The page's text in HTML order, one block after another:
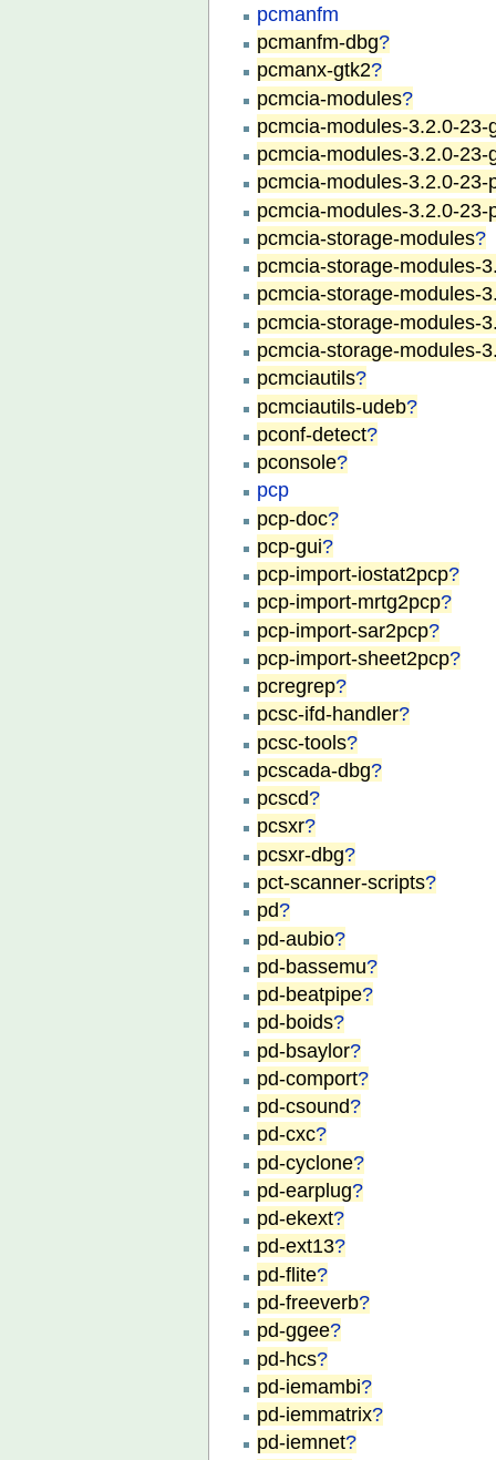
pcmanfm
pcmanfm-dbg?
pcmanx-gtk2?
pcmcia-modules?
pcmcia-modules-3.2.0-23-
pcmcia-modules-3.2.0-23-
pcmcia-modules-3.2.0-23-
pcmcia-modules-3.2.0-
pcmcia-storage-modules?
pcmcia-storage-modules-
pcmcia-storage-modules-
pcmcia-storage-modules-
pcmcia-storage-modules-
pcmciautils?
pcmciautils-udeb?
pconf-detect?
pconsole?
pcp
pcp-doc?
pcp-gui?
pcp-import-iostat2pcp?
pcp-import-mrtg2pcp?
pcp-import-sar2pcp?
pcp-import-sheet2pcp?
pcregrep?
pcsc-ifd-handler?
pcsc-tools?
pcscada-dbg?
pcscd?
pcsxr?
pcsxr-dbg?
pct-scanner-scripts?
pd?
pd-aubio?
pd-bassemu?
pd-beatpipe?
pd-boids?
pd-bsaylor?
pd-comport?
pd-csound?
pd-cxc?
pd-cyclone?
pd-earplug?
pd-ekext?
pd-ext13?
pd-flite?
pd-freeverb?
pd-ggee?
pd-hcs?
pd-iemambi?
pd-iemmatrix?
pd-iemnet?